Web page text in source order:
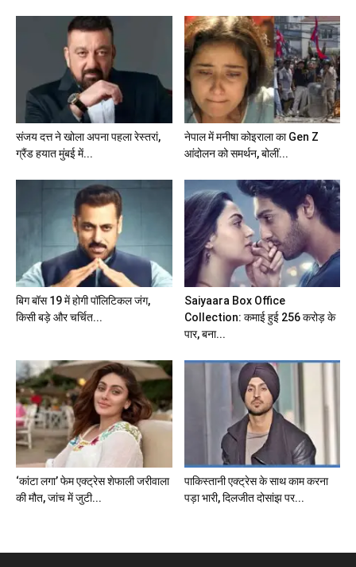
संजय दत्त ने खोला अपना पहला रेस्तरां,
ग्रैंड हयात मुंबई में...
नेपाल में मनीषा कोइराला का Gen Z
आंदोलन को समर्थन, बोलीं...
बिग बॉस 19 में होगी पॉलिटिकल जंग,
किसी बड़े और चर्चित...
Saiyaara Box Office
Collection: कमाई हुई 256 करोड़ के
पार, बना...
‘कांटा लगा’ फेम एक्ट्रेस शेफाली जरीवाला
की मौत, जांच में जुटी...
पाकिस्तानी एक्ट्रेस के साथ काम करना
पड़ा भारी, दिलजीत दोसांझ पर...